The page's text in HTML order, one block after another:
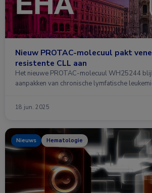
Nieuw PROTAC-molecuul pakt
resistente CLL aan
Het nieuwe PROTAC-molecuul WH25244
aanpakken van chronische lymfatische
18 jun. 2025
Nieuws Hematologie